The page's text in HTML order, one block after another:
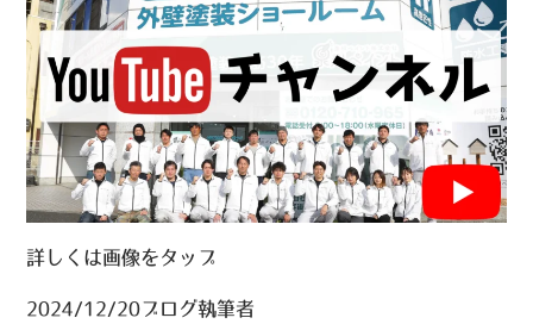
詳しくは画像をタップ
2024/12/20ブログ執筆者